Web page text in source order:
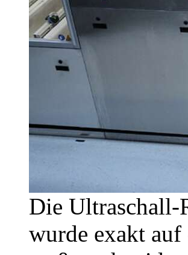
Die Ultraschall-
wurde exakt auf